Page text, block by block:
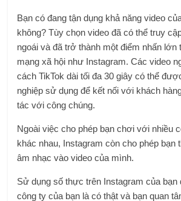
Bạn có đang tận dụng khả năng video
không? Tùy chọn video đã có thể truy
ngoái và đã trở thành một điểm nhấn lớn
mạng xã hội như Instagram. Các video
cách TikTok dài tối đa 30 giây có thể
nghiệp sử dụng để kết nối với khách
tác với công chúng.
Ngoài việc cho phép bạn chơi với nhiều
khác nhau, Instagram còn cho phép bạn
âm nhạc vào video của mình.
Sử dụng số thực trên Instagram của bạn
công ty của bạn là có thật và bạn quan